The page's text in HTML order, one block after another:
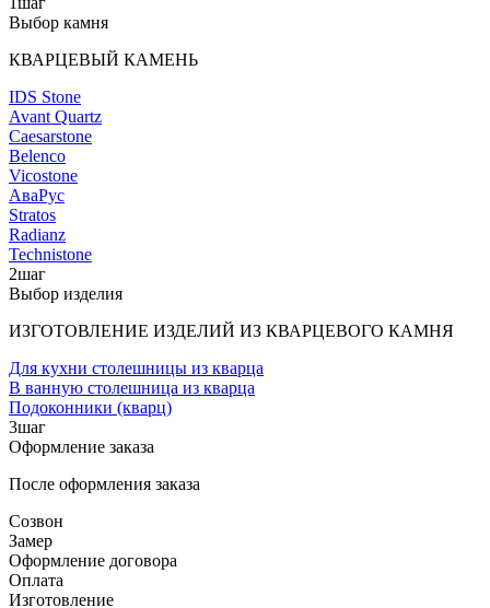
Выбор камня
КВАРЦЕВЫЙ КАМЕНЬ
IDS Stone
Avant Quartz
Caesarstone
Belenco
Vicostone
АваРус
Stratos
Radianz
Technistone
2шаг
Выбор изделия
ИЗГОТОВЛЕНИЕ ИЗДЕЛИЙ ИЗ КВАРЦЕВОГО КАМНЯ
Для кухни столешницы из кварца
В ванную столешница из кварца
Подоконники (кварц)
3шаг
Оформление заказа
После оформления заказа
Созвон
Замер
Оформление договора
Оплата
Изготовление